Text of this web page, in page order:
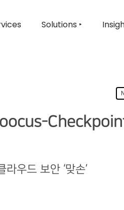
Solutions ‣
우드 보안 ‘맞손’